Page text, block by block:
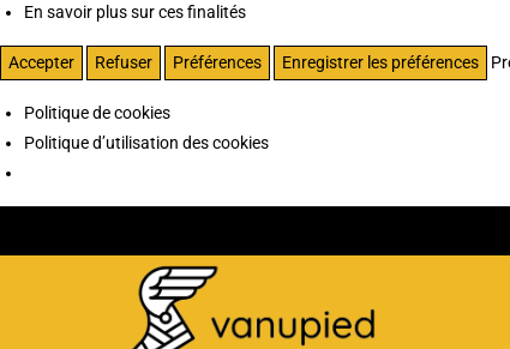
En savoir plus sur ces finalités
Accepter Refuser Préférences Enregistrer les préférences
Politique de cookies
Politique d’utilisation des cookies